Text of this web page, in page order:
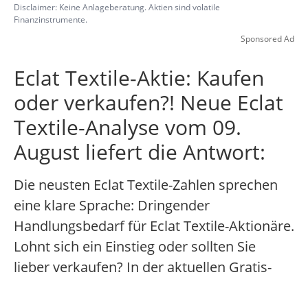
Disclaimer: Keine Anlageberatung. Aktien sind volatile
Finanzinstrumente.
Sponsored Ad
Eclat Textile-Aktie: Kaufen
oder verkaufen?! Neue Eclat
Textile-Analyse vom 09.
August liefert die Antwort:
Die neusten Eclat Textile-Zahlen sprechen
eine klare Sprache: Dringender
Handlungsbedarf für Eclat Textile-Aktionäre.
Lohnt sich ein Einstieg oder sollten Sie
lieber verkaufen? In der aktuellen Gratis-